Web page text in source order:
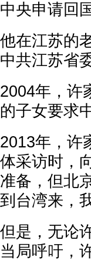
中央申请回
他在江苏的
中共江苏省
2004年，许
的子女要求
2013年，许
体采访时，
准备，但北
到台湾来，
但是，无论
当局呼吁，